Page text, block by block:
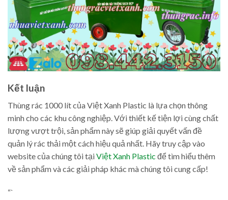
Kết luận
Thùng rác 1000 lít của Việt Xanh Plastic là lựa chọn thông
minh cho các khu công nghiệp. Với thiết kế tiện lợi cùng chất
lượng vượt trội, sản phẩm này sẽ giúp giải quyết vấn đề
quản lý rác thải một cách hiệu quả nhất. Hãy truy cập vào
website của chúng tôi tạiViệt Xanh Plastic để tìm hiểu thêm
về sản phẩm và các giải pháp khác mà chúng tôi cung cấp!
“`